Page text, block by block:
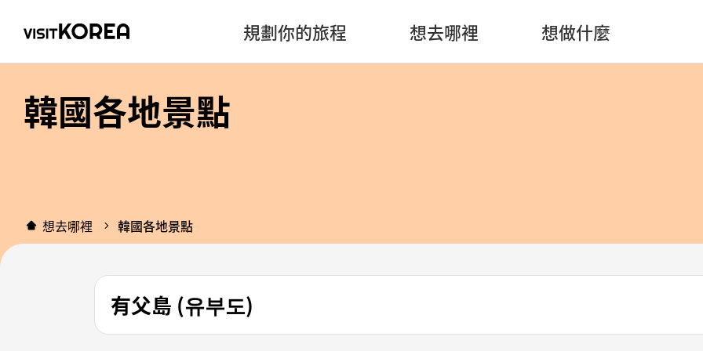
規劃你的旅程 想去哪裡 想做什麼
韓國各地景點
想去哪裡 韓國各地景點
有父島 (유부도)